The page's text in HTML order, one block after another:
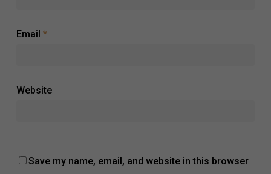
Email *
Website
Save my name, email, and website in this browser